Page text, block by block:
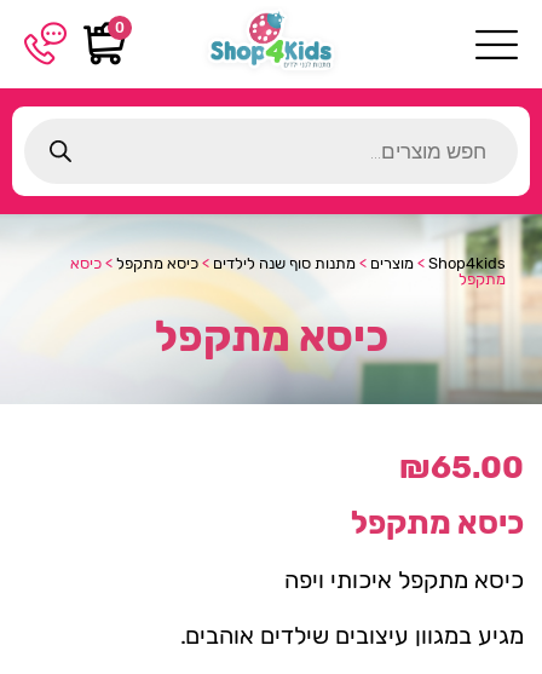
0
search
Shop4kids
> מוצרים > מתנות סוף שנה לילדים > כיסא מתקפל > כיסא
מתקפל
כיסא מתקפל
₪65.00
כיסא מתקפל
כיסא מתקפל איכותי ויפה
מגיע במגוון עיצובים שילדים אוהבים.